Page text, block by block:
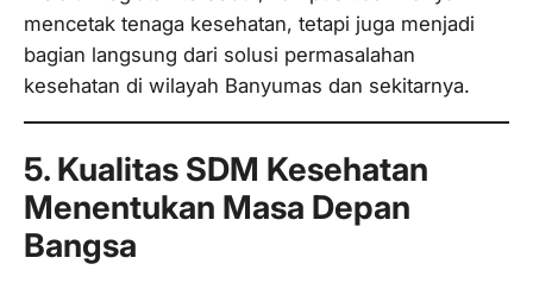
mencetak tenaga kesehatan, tetapi juga menjadi
bagian langsung dari solusi permasalahan
kesehatan di wilayah Banyumas dan sekitarnya.
5. Kualitas SDM Kesehatan
Menentukan Masa Depan
Bangsa